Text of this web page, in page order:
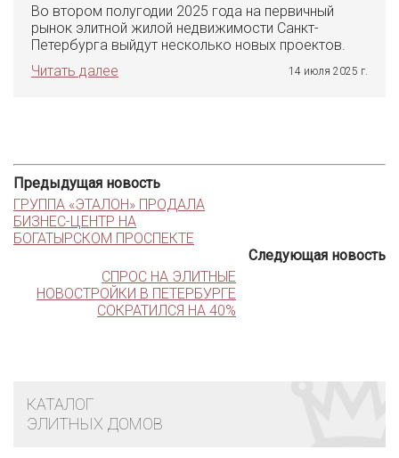
Во втором полугодии 2025 года на первичный
рынок элитной жилой недвижимости Санкт-
Петербурга выйдут несколько новых проектов.
Читать далее
14 июля 2025 г.
Предыдущая новость
ГРУППА «ЭТАЛОН» ПРОДАЛА
БИЗНЕС-ЦЕНТР НА
БОГАТЫРСКОМ ПРОСПЕКТЕ
Следующая новость
СПРОС НА ЭЛИТНЫЕ
НОВОСТРОЙКИ В ПЕТЕРБУРГЕ
СОКРАТИЛСЯ НА 40%
КАТАЛОГ
ЭЛИТНЫХ ДОМОВ